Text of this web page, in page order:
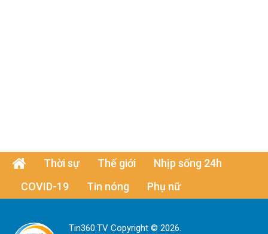
Thời sự Thế giới
Nhịp sống 24h
COVID-19
Tin nóng Phụ nữ
Tin360.TV Copyright © 2026.